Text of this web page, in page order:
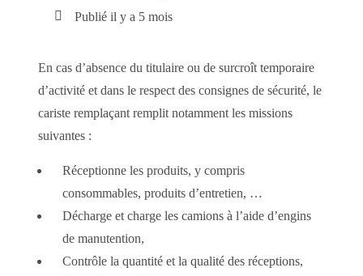
Publié il y a 5 mois
En cas d’absence du titulaire ou de surcroît temporaire
d’activité et dans le respect des consignes de sécurité, le
cariste remplaçant remplit notamment les missions
suivantes :
Réceptionne les produits, y compris
consommables, produits d’entretien, …
Décharge et charge les camions à l’aide d’engins
de manutention,
Contrôle la quantité et la qualité des réceptions,